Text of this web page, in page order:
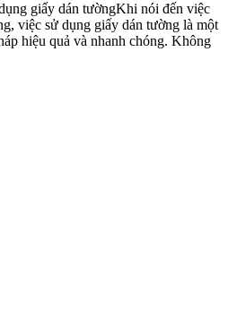
giấy dán tườngKhi nói đến việc
việc sử dụng giấy dán tường là một
hiệu quả và nhanh chóng. Không